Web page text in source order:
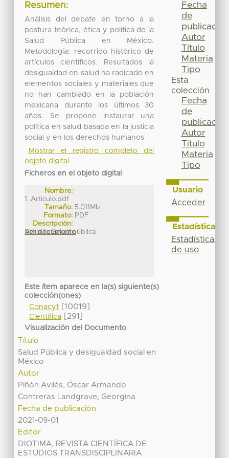
Resumen:
Análisis del debate en torno a la
postura teórica, ética y política de la
Salud Pública en México.
Metodología: recorrido histórico de
artículos científicos. Resultados la
desigualdad en salud ha radicado en
elementos sociales y materiales que
no han cambiado en la población
mexicana durante los últimos 30
años. Se propone instaurar una
política en salud basada en la justicia
social y en los derechos humanos
Mostrar el registro completo del
objeto digital
Ficheros en el objeto digital
Nombre:
1. Articulo.pdf
Tamaño: 5.011Mb
Formato: PDF
Descripción:
Artículo Salud pública
Ver documento
Este ítem aparece en la(s) siguiente(s)
colección(ones)
Conacyt[10019]
Científica[291]
Visualización del Documento
Título
Salud Pública y desigualdad social en
México
Autor
Piñón Avilés, Óscar Armando
Contreras Landgrave, Georgina
Fecha de publicación
2021-09-01
Editor
DIOTIMA, REVISTA CIENTÍFICA DE
ESTUDIOS TRANSDISCIPLINARIA
Fecha
de
publicación
Autor
Título
Materia
Tipo
Esta
colección
Fecha
de
publicación
Autor
Título
Materia
Tipo
Usuario
Acceder
Estadísticas
Estadísticas
de uso